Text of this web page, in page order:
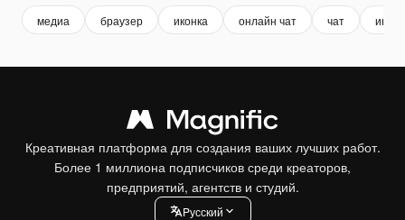
медиа браузер иконка онлайн чат чат
Креативная платформа для создания ваших лучших работ.
Более 1 миллиона подписчиков среди креаторов,
предприятий, агентств и студий.
Pусский